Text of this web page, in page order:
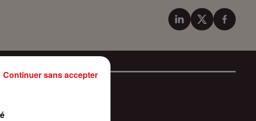
Continuer sans accepter